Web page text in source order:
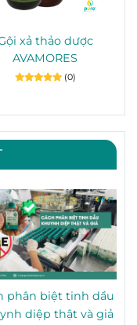
xả thảo dược
AVAMORES
(0)
phân biệt tinh dầu
diệp thật và giả